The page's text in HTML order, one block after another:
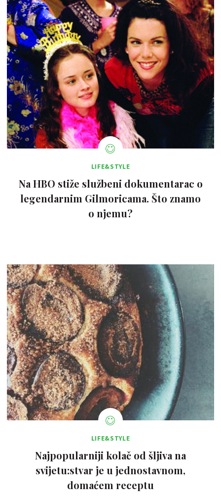
LIFE&STYLE
Na HBO stiže službeni dokumentarac o
legendarnim Gilmoricama. Što znamo
o njemu?
LIFE&STYLE
Najpopularniji kolač od šljiva na
svijetu:stvar je u jednostavnom,
domaćem receptu